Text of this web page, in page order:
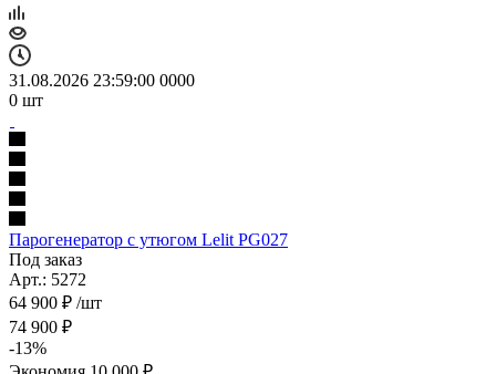
31.08.2026 23:59:00 0000
0 шт
Парогенератор с утюгом Lelit PG027
Под заказ
Арт.: 5272
64 900 ₽ /шт
74 900 ₽
-13%